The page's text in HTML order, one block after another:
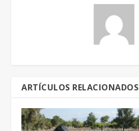
ARTÍCULOS RELACIONADOS